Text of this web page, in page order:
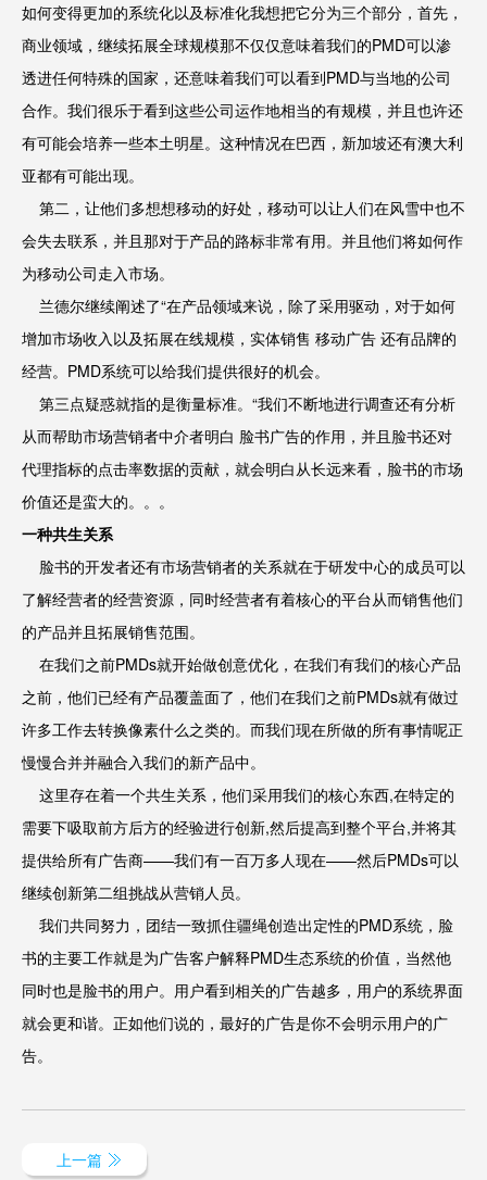
如何变得更加的系统化以及标准化我想把它分为三个部分，首先，
商业领域，继续拓展全球规模那不仅仅意味着我们的PMD可以渗
透进任何特殊的国家，还意味着我们可以看到PMD与当地的公司
合作。我们很乐于看到这些公司运作地相当的有规模，并且也许还
有可能会培养一些本土明星。这种情况在巴西，新加坡还有澳大利
亚都有可能出现。
第二，让他们多想想移动的好处，移动可以让人们在风雪中也不
会失去联系，并且那对于产品的路标非常有用。并且他们将如何作
为移动公司走入市场。
兰德尔继续阐述了“在产品领域来说，除了采用驱动，对于如何
增加市场收入以及拓展在线规模，实体销售 移动广告 还有品牌的
经营。PMD系统可以给我们提供很好的机会。
第三点疑惑就指的是衡量标准。“我们不断地进行调查还有分析
从而帮助市场营销者中介者明白 脸书广告的作用，并且脸书还对
代理指标的点击率数据的贡献，就会明白从长远来看，脸书的市场
价值还是蛮大的。。。
一种共生关系
脸书的开发者还有市场营销者的关系就在于研发中心的成员可以
了解经营者的经营资源，同时经营者有着核心的平台从而销售他们
的产品并且拓展销售范围。
在我们之前PMDs就开始做创意优化，在我们有我们的核心产品
之前，他们已经有产品覆盖面了，他们在我们之前PMDs就有做过
许多工作去转换像素什么之类的。而我们现在所做的所有事情呢正
慢慢合并并融合入我们的新产品中。
这里存在着一个共生关系，他们采用我们的核心东西,在特定的
需要下吸取前方后方的经验进行创新,然后提高到整个平台,并将其
提供给所有广告商——我们有一百万多人现在——然后PMDs可以
继续创新第二组挑战从营销人员。
我们共同努力，团结一致抓住疆绳创造出定性的PMD系统，脸
书的主要工作就是为广告客户解释PMD生态系统的价值，当然他
同时也是脸书的用户。用户看到相关的广告越多，用户的系统界面
就会更和谐。正如他们说的，最好的广告是你不会明示用户的广
告。
上一篇